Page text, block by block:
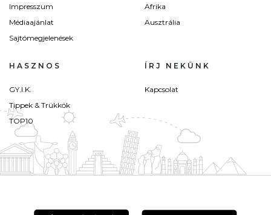
Impresszum
Médiaajánlat
Sajtómegjelenések
Afrika
Ausztrália
HASZNOS
GY.I.K.
Tippek & Trükkök
TOP10
ÍRJ NEKÜNK
Kapcsolat